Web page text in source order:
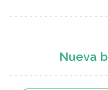
Nueva